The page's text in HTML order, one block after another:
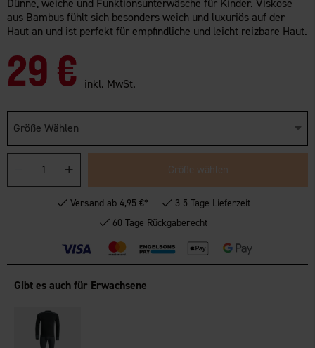
Dünne, weiche und Funktionsunterwäsche für Kinder. Viskose
aus Bambus fühlt sich besonders weich und luxuriös auf der
Haut an und ist perfekt für empfindliche und leicht reizbare Haut.
29 € inkl. MwSt.
Größe Wählen
Größe wählen
Versand ab 4,95 €*
3-5 Tage Lieferzeit
60 Tage Rückgaberecht
Gibt es auch für Erwachsene